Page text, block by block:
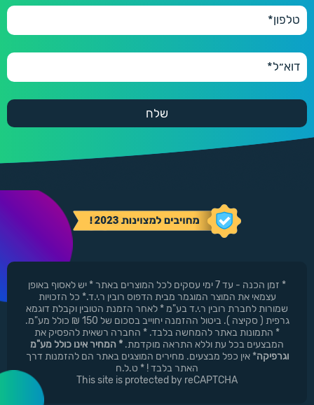
* זמן הכנה - עד 7 ימי עסקים לכל המוצרים באתר * יש לאסוף באופן
עצמאי את המוצר המוגמר מבית הדפוס רובין ר.י.ד.* כל הזכויות
שמורות לחברת רובין ר.י.ד בע"מ * לאחר הזמנת הטובין וקבלת דוגמא
גרפית ( סקיצה ). ביטול ההזמנה יחוייב בסכום של 150 ₪ כולל מע"מ.
* התמונות באתר להמחשה בלבד. * החברה רשאית להפסיק את
המבצעים בכל עת וללא התראה מוקדמת. * המחיר אינו כולל מע"מ
וגרפיקה* אין כפל מבצעים. מחירים המוצגים באתר הם להזמנות דרך
האתר בלבד ! * ט.ל.ח
This site is protected by reCAPTCHA